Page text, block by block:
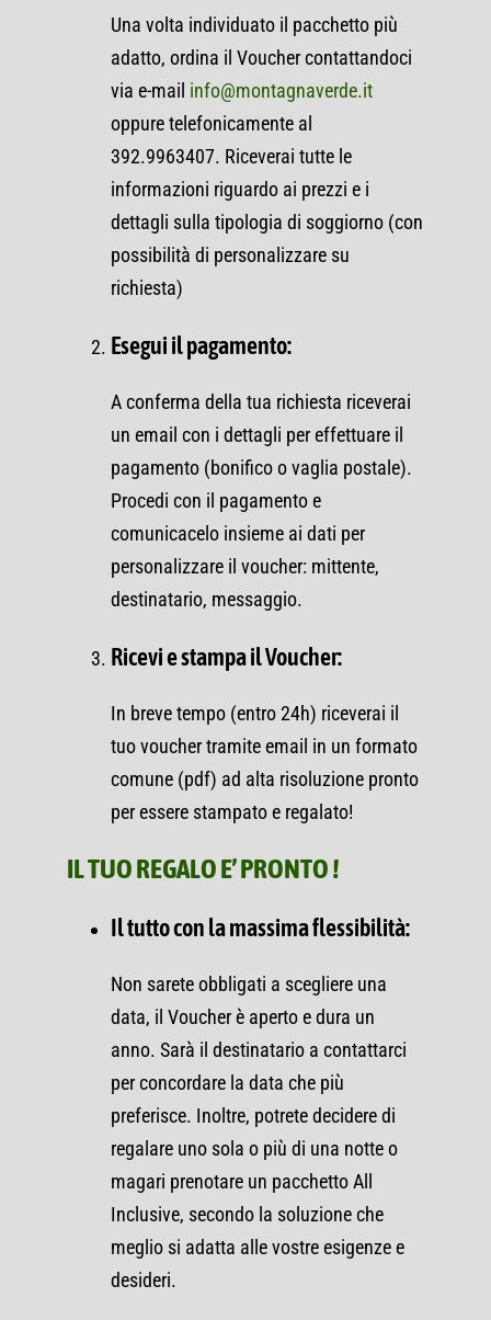
Una volta individuato il pacchetto più
adatto, ordina il Voucher contattandoci
via e-mail info@montagnaverde.it
oppure telefonicamente al
392.9963407. Riceverai tutte le
informazioni riguardo ai prezzi e i
dettagli sulla tipologia di soggiorno (con
possibilità di personalizzare su
richiesta)
Esegui il pagamento:
A conferma della tua richiesta riceverai
un email con i dettagli per effettuare il
pagamento (bonifico o vaglia postale).
Procedi con il pagamento e
comunicacelo insieme ai dati per
personalizzare il voucher: mittente,
destinatario, messaggio.
Ricevi e stampa il Voucher:
In breve tempo (entro 24h) riceverai il
tuo voucher tramite email in un formato
comune (pdf) ad alta risoluzione pronto
per essere stampato e regalato!
IL TUO REGALO E’ PRONTO !
Il tutto con la massima flessibilità:
Non sarete obbligati a scegliere una
data, il Voucher è aperto e dura un
anno. Sarà il destinatario a contattarci
per concordare la data che più
preferisce. Inoltre, potrete decidere di
regalare uno sola o più di una notte o
magari prenotare un pacchetto All
Inclusive, secondo la soluzione che
meglio si adatta alle vostre esigenze e
desideri.